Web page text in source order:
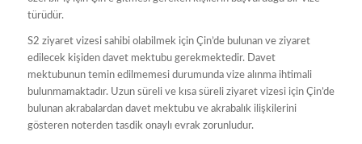
türüdür.
S2 ziyaret vizesi sahibi olabilmek için Çin’de bulunan ve ziyaret
edilecek kişiden davet mektubu gerekmektedir. Davet
mektubunun temin edilmemesi durumunda vize alınma ihtimali
bulunmamaktadır. Uzun süreli ve kısa süreli ziyaret vizesi için Çin’de
bulunan akrabalardan davet mektubu ve akrabalık ilişkilerini
gösteren noterden tasdik onaylı evrak zorunludur.